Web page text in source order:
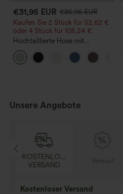
€31,95 EUR €35,95 EUR
Kaufen Sie 2 Stück für 52,62 €
oder 4 Stück für 105,24 €.
Hochtaillierte Hose mit
Kordelzug und Taschen, weitem
Bein, lässig und locker in
Leinenoptik
Unsere Angebote
Verkauf
Kaufe 3 und erhalte 1 gratis